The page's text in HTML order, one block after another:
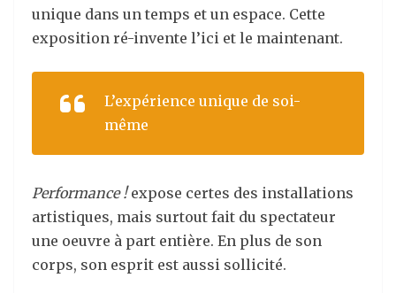
unique dans un temps et un espace. Cette
exposition ré-invente l’ici et le maintenant.
L’expérience unique de soi-
même
Performance !expose certes des installations
artistiques, mais surtout fait du spectateur
une oeuvre à part entière. En plus de son
corps, son esprit est aussi sollicité.